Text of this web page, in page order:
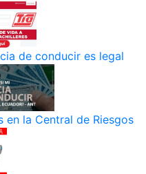
de conducir es legal
en la Central de Riesgos